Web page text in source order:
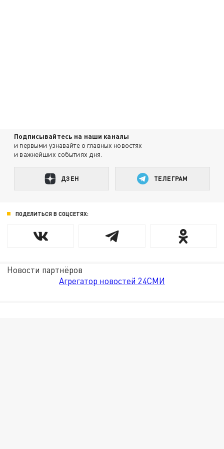
Подписывайтесь на наши каналы
и первыми узнавайте о главных новостях
и важнейших событиях дня.
ДЗЕН ТЕЛЕГРАМ
ПОДЕЛИТЬСЯ В СОЦСЕТЯХ:
Новости партнёров
Агрегатор новостей 24СМИ